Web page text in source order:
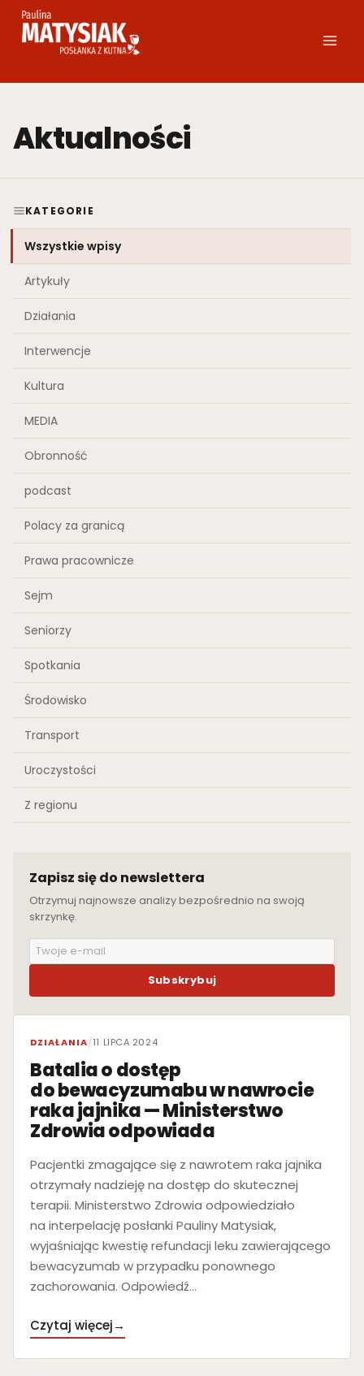
Przejdź
Aktualności
KATEGORIE
Wszystkie wpisy
Artykuły
Działania
Interwencje
Kultura
MEDIA
Obronność
podcast
Polacy za granicą
Prawa pracownicze
Sejm
Seniorzy
Spotkania
Środowisko
Transport
Uroczystości
Z regionu
Zapisz się do newslettera
Otrzymuj najnowsze analizy bezpośrednio na swoją
skrzynkę.
Subskrybuj
WYRÓŻNIONE
DZIAŁANIA/11 LIPCA 2024
Batalia o dostęp
do bewacyzumabu w nawrocie
raka jajnika — Ministerstwo
Zdrowia odpowiada
Pacjentki zmagające się z nawrotem raka jajnika
otrzymały nadzieję na dostęp do skutecznej
terapii. Ministerstwo Zdrowia odpowiedziało
na interpelację posłanki Pauliny Matysiak,
wyjaśniając kwestię refundacji leku zawierającego
bewacyzumab w przypadku ponownego
zachorowania. Odpowiedź…
Czytaj więcej→